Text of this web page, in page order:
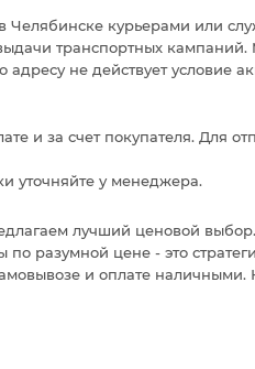
Челябинске курьерами или
транспортных
адресу не действует условие
и за счет покупателя.
уточняйте у менеджера.
лучший ценовой
разумной цене - это
и оплате